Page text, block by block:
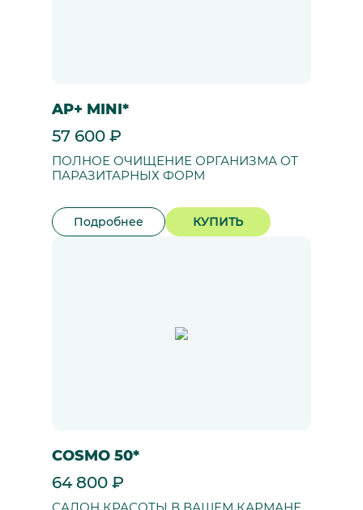
AP+ MINI*
57 600 ₽
ПОЛНОЕ ОЧИЩЕНИЕ ОРГАНИЗМА ОТ
ПАРАЗИТАРНЫХ ФОРМ
Подробнее КУПИТЬ
COSMO 50*
64 800 ₽